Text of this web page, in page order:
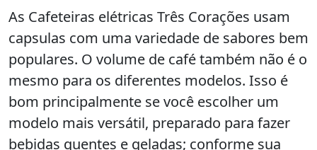
As Cafeteiras elétricas Três Corações usam
capsulas com uma variedade de sabores bem
populares. O volume de café também não é o
mesmo para os diferentes modelos. Isso é
bom principalmente se você escolher um
modelo mais versátil, preparado para fazer
bebidas quentes e geladas; conforme sua